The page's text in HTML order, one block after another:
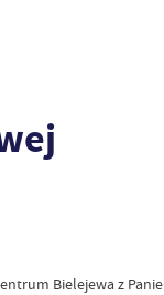
Bielejewa z